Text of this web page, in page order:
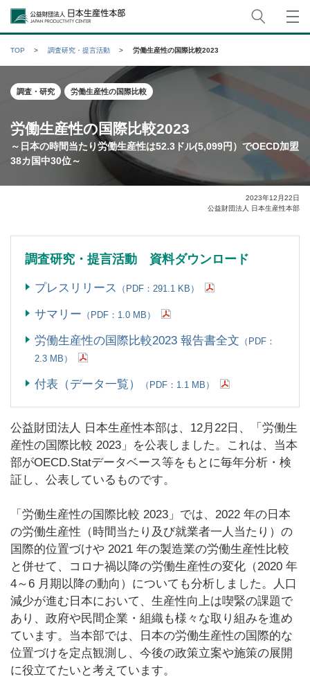
公益財団法人日本生産性本部
TOP 調査研究・提言活動 労働生産性の国際比較2023
調査・研究 労働生産性の国際比較
労働生産性の国際比較2023
～日本の時間当たり労働生産性は52.3ドル(5,099円）でOECD加盟
38カ国中30位～
2023年12月22日
公益財団法人 日本生産性本部
調査研究・提言活動 資料ダウンロード
プレスリリース （PDF：291.1 KB）
サマリー （PDF：1.0 MB）
労働生産性の国際比較2023 報告書全文 （PDF：
2.3 MB）
付表（データ一覧） （PDF：1.1 MB）
公益財団法人 日本生産性本部は、12月22日、「労働生
産性の国際比較 2023 」を公表しました。これは、当本
部がOECD.Statデータベース等をもとに毎年分析・検
証し、公表しているものです。
「労働生産性の国際比較 2023」では、2022 年の日本
の労働生産性（時間当たり及び就業者一人当たり）の
国際的位置づけや 2021 年の製造業の労働生産性比較
と併せて、コロナ禍以降の労働生産性の変化（2020 年
4～6 月期以降の動向）についても分析しました。人口
減少が進む日本において、生産性向上は喫緊の課題で
あり、政府や民間企業・組織も様々な取り組みを進め
ています。当本部では、日本の労働生産性の国際的な
位置づけを定点観測し、今後の政策立案や施策の展開
に役立てたいと考えています。